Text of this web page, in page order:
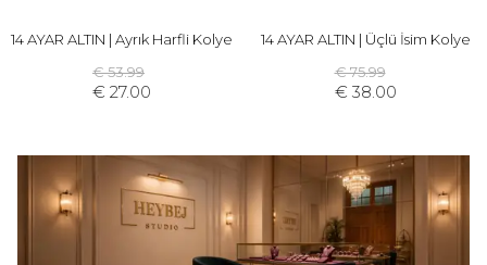
14 AYAR ALTIN | Ayrık Harfli Kolye
€ 53.99
€ 27.00
14 AYAR ALTIN | Üçlü İsim Kolye
€ 75.99
€ 38.00